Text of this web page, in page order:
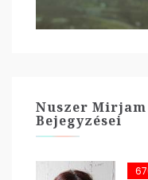
Nuszer Mirjam
Bejegyzései